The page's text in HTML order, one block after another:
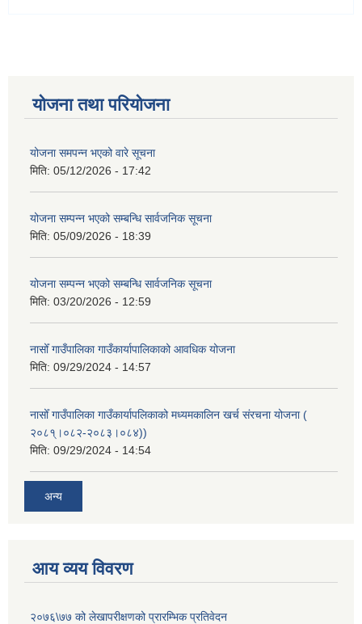
योजना तथा परियोजना
योजना समपन्न भएको वारे सूचना
मिति: 05/12/2026 - 17:42
योजना सम्पन्न भएको सम्बन्धि सार्वजनिक सूचना
मिति: 05/09/2026 - 18:39
योजना सम्पन्न भएको सम्बन्धि सार्वजनिक सूचना
मिति: 03/20/2026 - 12:59
नासोँ गाउँपालिका गाउँकार्यापालिकाको आवधिक योजना
मिति: 09/29/2024 - 14:57
नासोँ गाउँपालिका गाउँकार्यापलिकाको मध्यमकालिन खर्च संरचना योजना (
२०८१्।०८२-२०८३।०८४))
मिति: 09/29/2024 - 14:54
अन्य
आय व्यय विवरण
२०७६\७७ को लेखापरीक्षणको प्रारम्भिक प्रतिवेदन